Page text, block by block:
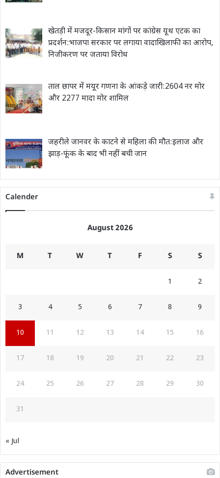
खेतड़ी में मजदूर-किसान मांगों पर कांग्रेस यूथ एटक का
प्रदर्शन:भाजपा सरकार पर लगाया वादाखिलाफी का आरोप,
निजीकरण पर जताया विरोध
ताल छापर में मयूर गणना के आंकड़े जारी:2604 नर मोर
और 2277 मादा मोर शामिल
जहरीले जानवर के काटने से महिला की मौत:इलाज और
झाड़-फूंक के बाद भी नहीं बची जान
Calender
August 2026
M T W T F S S
1 2
3 4 5 6 7 8 9
10 11 12 13 14 15 16
17 18 19 20 21 22 23
24 25 26 27 28 29 30
31
« Jul
Advertisement